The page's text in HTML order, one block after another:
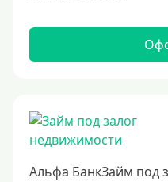
13%
14%
15%
Альфа БанкЗайм под